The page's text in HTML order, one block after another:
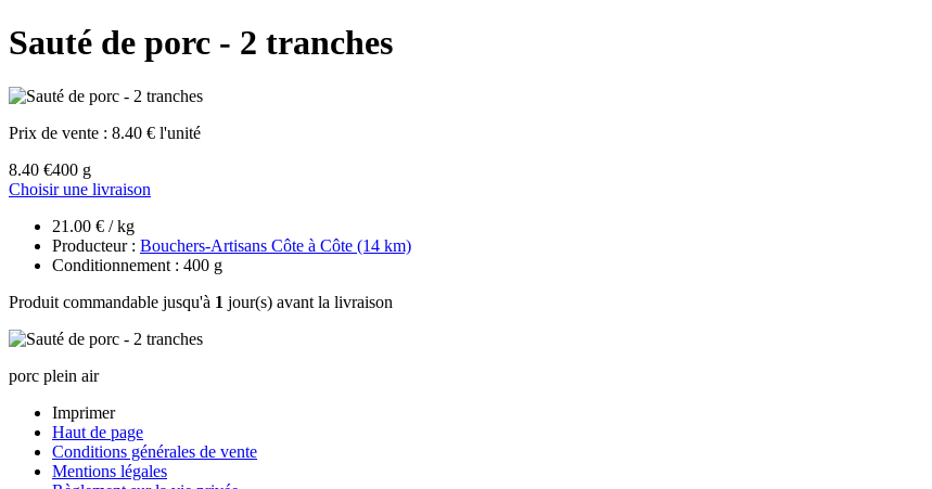
Sauté de porc - 2 tranches
Prix de vente : 8.40 € l'unité
8.40 €400 g
Choisir une livraison
21.00 € / kg
Producteur : Bouchers-Artisans Côte à Côte (14 km)
Conditionnement : 400 g
Produit commandable jusqu'à 1 jour(s) avant la livraison
porc plein air
Imprimer
Haut de page
Conditions générales de vente
Mentions légales